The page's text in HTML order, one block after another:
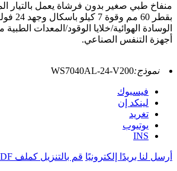
بقطر 60
أجهزة التنفس الصناعي.
نموذج:WS7040AL-24-V200
فيسبوك
لينكد إن
تغريد
يوتيوب
INS
أرسل لنا بريدًا إلكترونيًا قم بالتنزيل كملف PDF